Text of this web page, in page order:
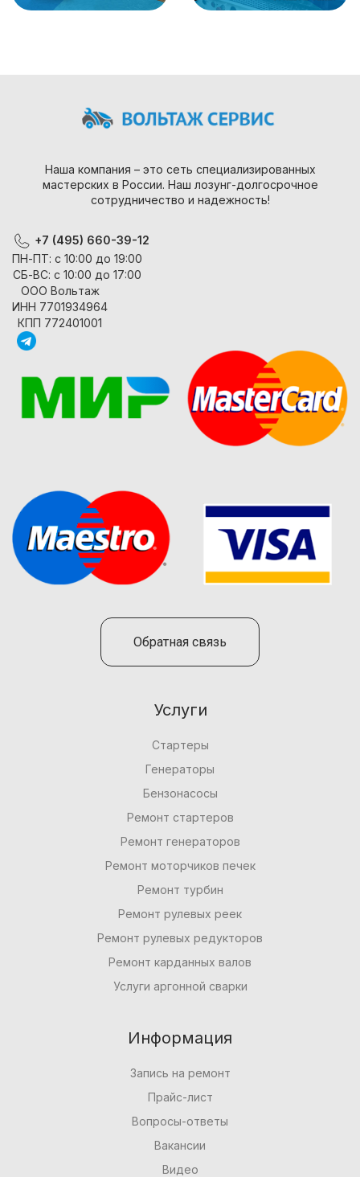
Наша компания – это сеть специализированных
мастерских в России. Наш лозунг-долгосрочное
сотрудничество и надежность!
+7 (495) 660-39-12
ПН-ПТ: с 10:00 до 19:00
СБ-ВС: с 10:00 до 17:00
ООО Вольтаж
ИНН 7701934964
КПП 772401001
Обратная связь
Услуги
Стартеры
Генераторы
Бензонасосы
Ремонт стартеров
Ремонт генераторов
Ремонт моторчиков печек
Ремонт турбин
Ремонт рулевых реек
Ремонт рулевых редукторов
Ремонт карданных валов
Услуги аргонной сварки
Информация
Запись на ремонт
Прайс-лист
Вопросы-ответы
Вакансии
Видео